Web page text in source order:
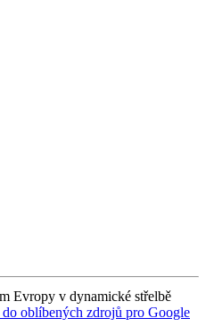
Evropy v dynamické střelbě
oblíbených zdrojů pro Google